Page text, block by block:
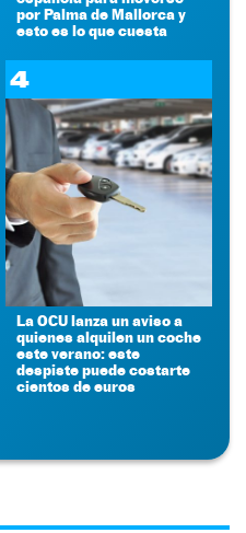
por Palma de Mallorca y
esto es lo que cuesta
4
La OCU lanza un aviso a
quienes alquilen un coche
este verano: este
despiste puede costarte
cientos de euros